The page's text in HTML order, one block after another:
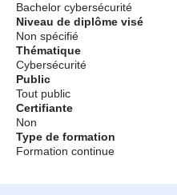
Bachelor cybersécurité
Niveau de diplôme visé
Non spécifié
Thématique
Cybersécurité
Public
Tout public
Certifiante
Non
Type de formation
Formation continue